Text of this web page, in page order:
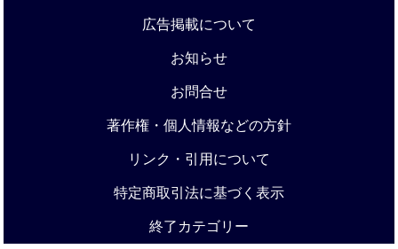
広告掲載について
お知らせ
お問合せ
著作権・個人情報などの方針
リンク・引用について
特定商取引法に基づく表示
終了カテゴリー